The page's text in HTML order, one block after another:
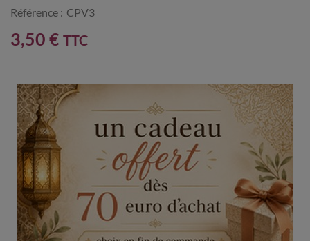
Référence : CPV3
3,50 € TTC